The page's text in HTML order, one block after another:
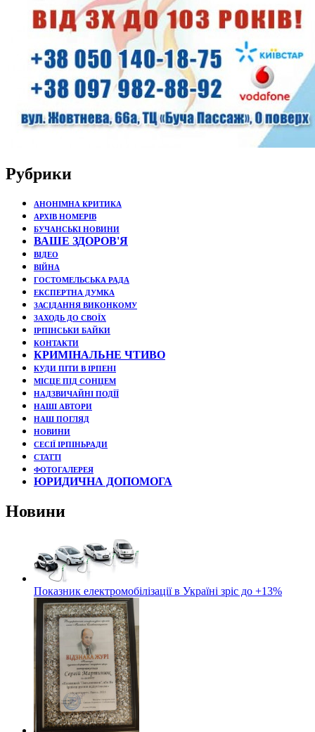
Рубрики
АНОНІМНА КРИТИКА
АРХІВ НОМЕРІВ
БУЧАНСЬКІ НОВИНИ
ВАШЕ ЗДОРОВ'Я
ВІДЕО
ВІЙНА
ГОСТОМЕЛЬСЬКА РАДА
ЕКСПЕРТНА ДУМКА
ЗАСІДАННЯ ВИКОНКОМУ
ЗАХОДЬ ДО СВОЇХ
ІРПІНСЬКИ БАЙКИ
КОНТАКТИ
КРИМІНАЛЬНЕ ЧТИВО
КУДИ ПІТИ В ІРПЕНІ
МІСЦЕ ПІД СОНЦЕМ
НАДЗВИЧАЙНІ ПОДЇЇ
НАШІ АВТОРИ
НАШ ПОГЛЯД
НОВИНИ
СЕСІЇ ІРПІНЬРАДИ
СТАТТІ
ФОТОГАЛЕРЕЯ
ЮРИДИЧНА ДОПОМОГА
Новини
Показник електромобілізації в Україні зріс до +13%